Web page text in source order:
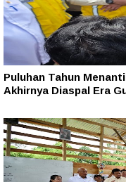
Puluhan Tahun
Akhirnya Diaspal Era